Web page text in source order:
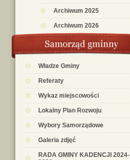
Archiwum 2025
Archiwum 2026
Władze Gminy
Referaty
Wykaz miejscowości
Lokalny Plan Rozwoju
Wybory Samorządowe
Galeria zdjęć
RADA GMINY KADENCJI 2024-